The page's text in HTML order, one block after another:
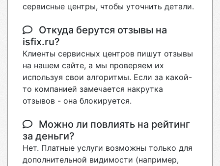
сервисные центры, чтобы уточнить детали.
Откуда берутся отзывы на
isfix.ru?
Клиенты сервисных центров пишут отзывы
на нашем сайте, а мы проверяем их
используя свои алгоритмы. Если за какой-
то компанией замечается накрутка
отзывов - она блокируется.
Можно ли повлиять на рейтинг
за деньги?
Нет. Платные услуги возможны только для
дополнительной видимости (например,